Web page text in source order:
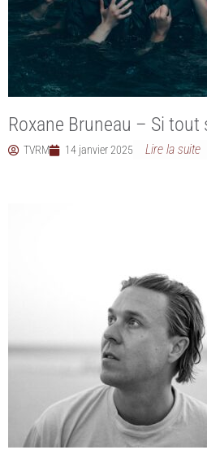
Roxane Bruneau – Si tout
TVRM 14 janvier 2025 Lire la suite